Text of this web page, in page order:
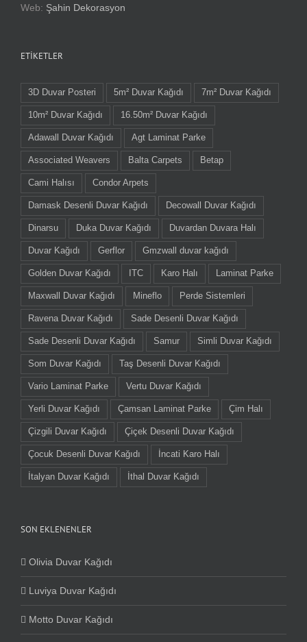
Web: Şahin Dekorasyon
ETIKETLER
3D Duvar Posteri 5m² Duvar Kağıdı 7m² Duvar Kağıdı
10m² Duvar Kağıdı 16.50m² Duvar Kağıdı
Adawall Duvar Kağıdı Agt Laminat Parke
Associated Weavers Balta Carpets Betap
Cami Halısı Condor Arpets
Damask Desenli Duvar Kağıdı Decowall Duvar Kağıdı
Dinarsu Duka Duvar Kağıdı Duvardan Duvara Halı
Duvar Kağıdı Gerflor Gmzwall duvar kağıdı
Golden Duvar Kağıdı ITC Karo Halı Laminat Parke
Maxwall Duvar Kağıdı Mineflo Perde Sistemleri
Ravena Duvar Kağıdı Sade Desenli Duvar Kağıdı
Sade Desenli Duvar Kağıdı Samur Simli Duvar Kağıdı
Som Duvar Kağıdı Taş Desenli Duvar Kağıdı
Vario Laminat Parke Vertu Duvar Kağıdı
Yerli Duvar Kağıdı Çamsan Laminat Parke Çim Halı
Çizgili Duvar Kağıdı Çiçek Desenli Duvar Kağıdı
Çocuk Desenli Duvar Kağıdı İncati Karo Halı
İtalyan Duvar Kağıdı İthal Duvar Kağıdı
SON EKLENENLER
Olivia Duvar Kağıdı
Luviya Duvar Kağıdı
Motto Duvar Kağıdı